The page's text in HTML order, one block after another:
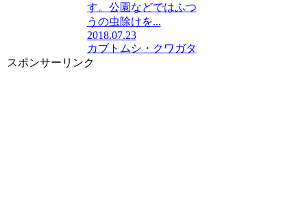
す。公園などではふつ
うの虫除けを...
2018.07.23
カブトムシ・クワガタ
スポンサーリンク